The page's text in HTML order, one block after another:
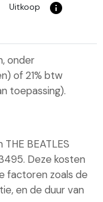
Uitkoop info_i
onder
of 21% btw
toepassing).
BEATLES
Deze kosten
factoren zoals de
en de duur van